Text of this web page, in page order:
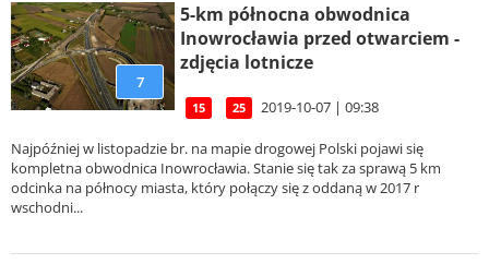
7
5-km północna obwodnica
Inowrocławia przed otwarciem -
zdjęcia lotnicze
15 25 2019-10-07 | 09:38
Najpóźniej w listopadzie br. na mapie drogowej Polski pojawi się
kompletna obwodnica Inowrocławia. Stanie się tak za sprawą 5 km
odcinka na północy miasta, który połączy się z oddaną w 2017 r
wschodni...